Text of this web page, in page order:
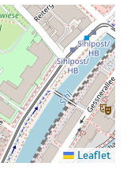
Leaflet